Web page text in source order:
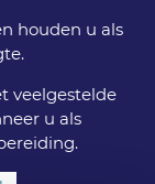
houden u als
veelgestelde
u als